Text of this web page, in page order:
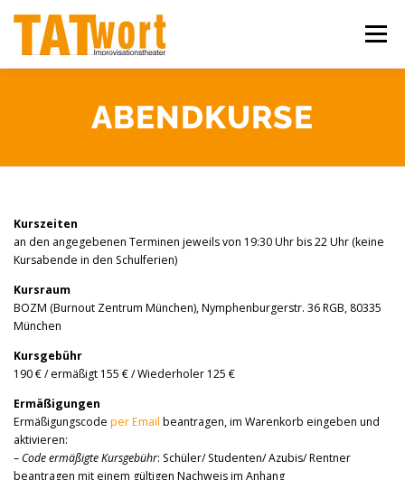
Inhalt
springen
Menü
IHR EVENT KONTAKT
ABENDKURSE
Kurszeiten
an den angegebenen Terminen jeweils von 19:30 Uhr bis 22 Uhr (keine
Kursabende in den Schulferien)
Kursraum
BOZM (Burnout Zentrum München), Nymphenburgerstr. 36 RGB, 80335
München
Kursgebühr
190 € / ermäßigt 155 € / Wiederholer 125 €
Ermäßigungen
Ermäßigungscode per Email beantragen, im Warenkorb eingeben und
aktivieren:
– Code ermäßigte Kursgebühr: Schüler/ Studenten/ Azubis/ Rentner
beantragen mit einem gültigen Nachweis im Anhang